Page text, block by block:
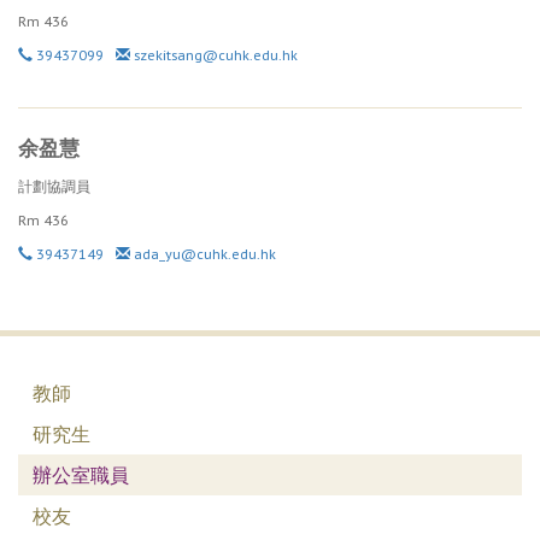
Rm 436
39437099
szekitsang@cuhk.edu.hk
余盈慧
計劃協調員
Rm 436
39437149
ada_yu@cuhk.edu.hk
教師
研究生
辦公室職員
校友